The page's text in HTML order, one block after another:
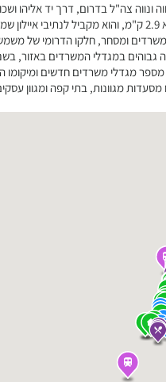
צה"ל בדרום, דרך יד אליהו
יצחק בצפון. סמוך למחלף הרכבת בנתיבי איילון, אורכו של הרחוב הוא 2.9
משרדים ומסחר, חלקו הדרומי של
במגדלי המשרדים באזור,
מגדלי משרדים חדשים ומיקומו
מגוונות, בתי קפה ומגוון